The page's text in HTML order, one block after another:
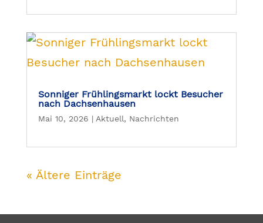
Sonniger Frühlingsmarkt lockt Besucher
nach Dachsenhausen
Mai 10, 2026 | Aktuell, Nachrichten
« Ältere Einträge